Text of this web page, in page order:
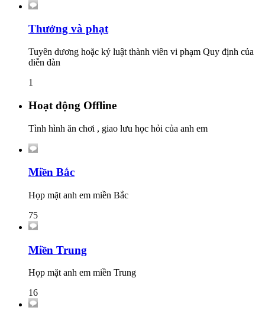
Thưởng và phạt
Tuyên dương hoặc kỷ luật thành viên vi phạm Quy định của
diễn đàn
1
Hoạt động Offline
Tình hình ăn chơi , giao lưu học hỏi của anh em
Miền Bắc
Họp mặt anh em miền Bắc
75
Miền Trung
Họp mặt anh em miền Trung
16